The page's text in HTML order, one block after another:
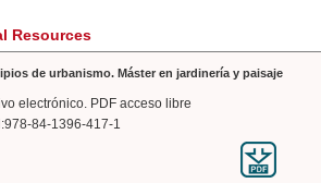
Resources
de urbanismo. Máster en jardinería y paisaje
electrónico. PDF acceso libre
84-1396-417-1